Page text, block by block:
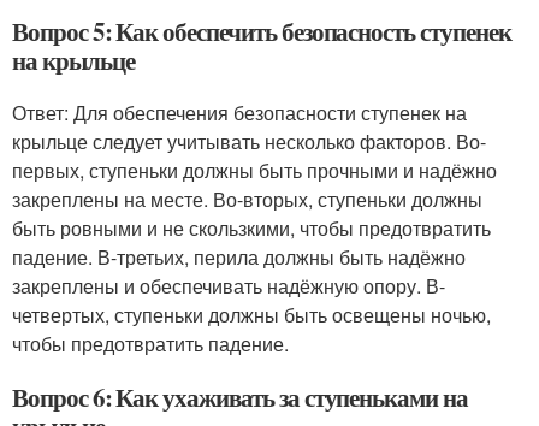
Вопрос 5: Как обеспечить безопасность ступенек
на крыльце
Ответ: Для обеспечения безопасности ступенек на
крыльце следует учитывать несколько факторов. Во-
первых, ступеньки должны быть прочными и надёжно
закреплены на месте. Во-вторых, ступеньки должны
быть ровными и не скользкими, чтобы предотвратить
падение. В-третьих, перила должны быть надёжно
закреплены и обеспечивать надёжную опору. В-
четвертых, ступеньки должны быть освещены ночью,
чтобы предотвратить падение.
Вопрос 6: Как ухаживать за ступеньками на